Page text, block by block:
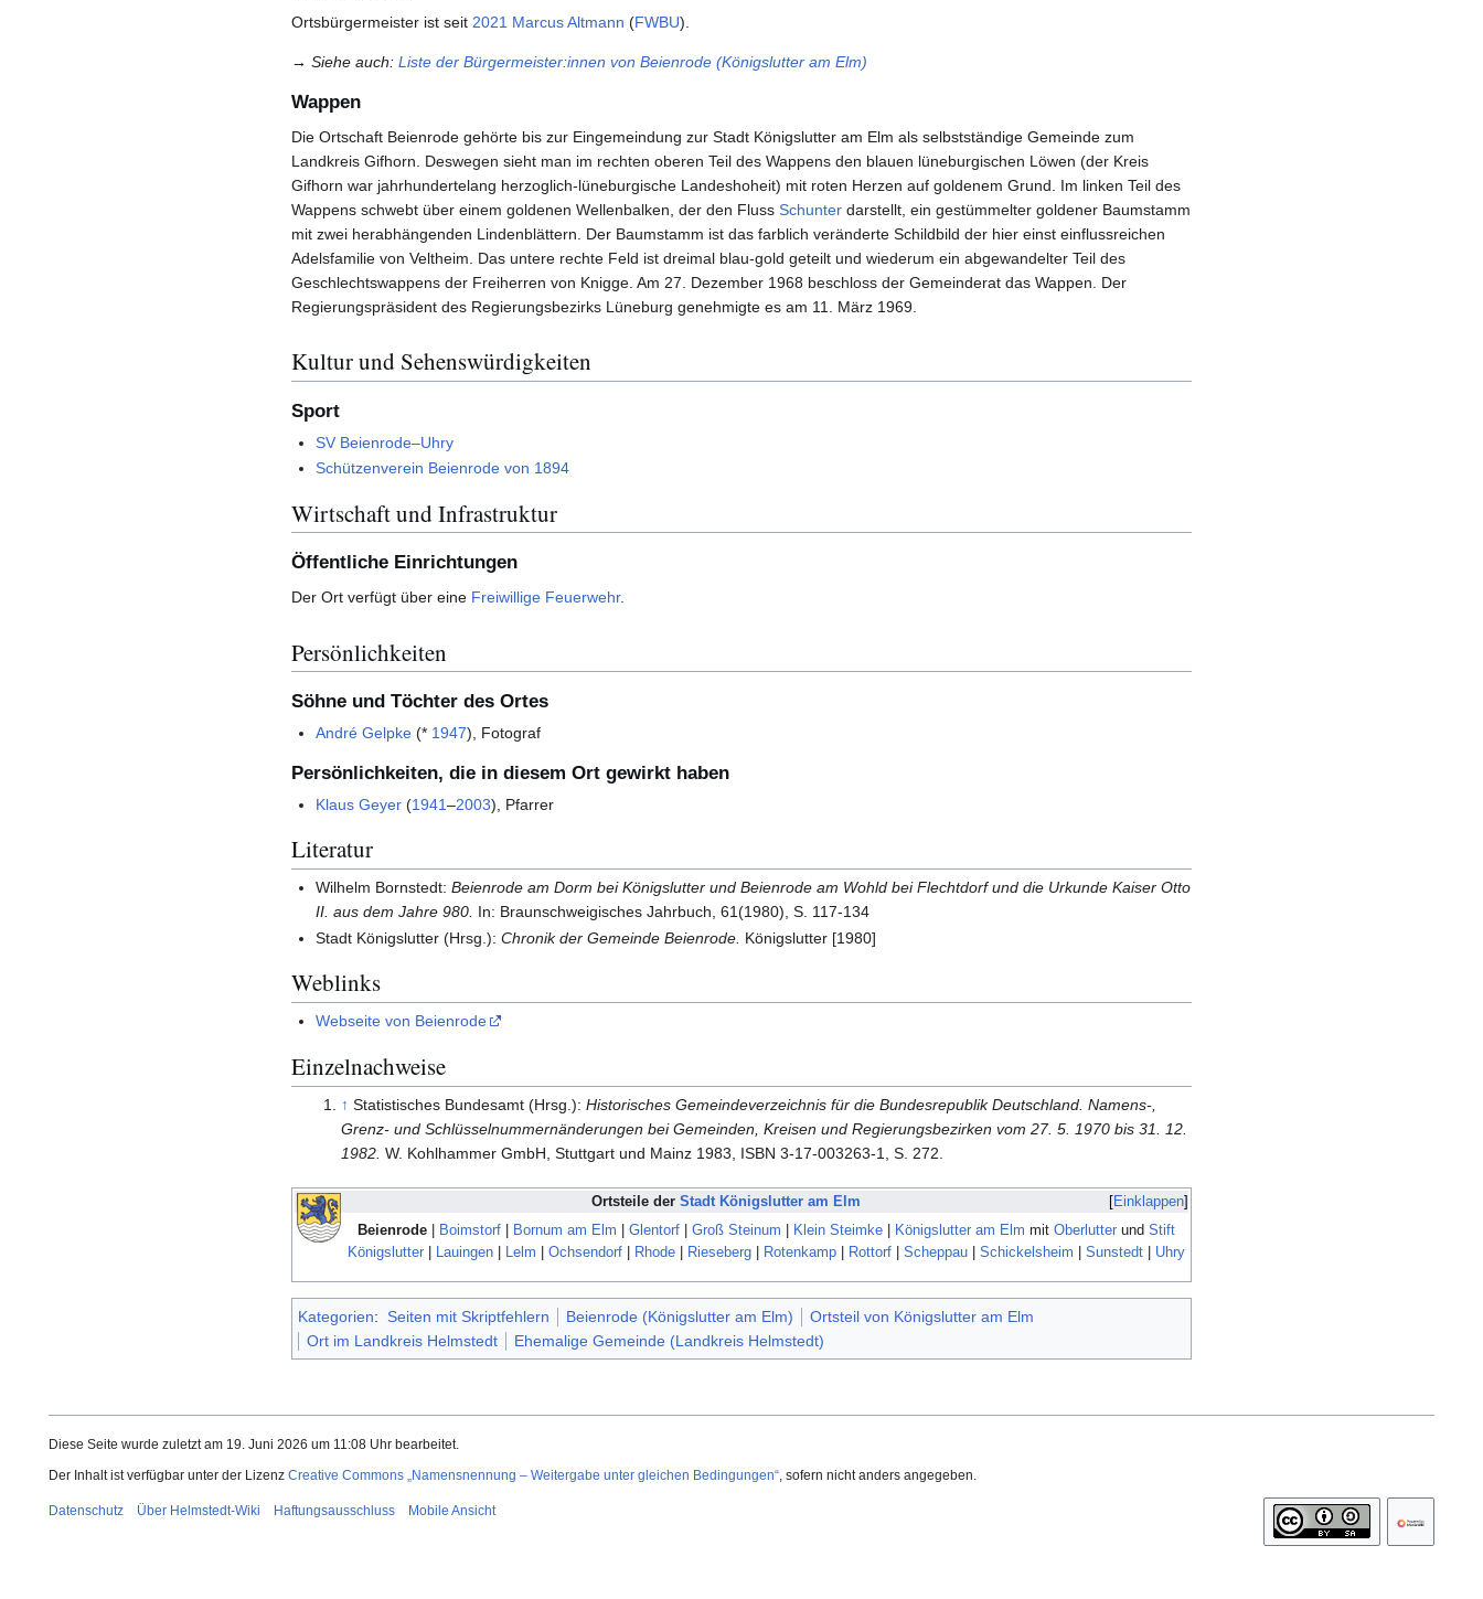
Ortsbürgermeister ist seit 2021 Marcus Altmann (FWBU).
→ Siehe auch: Liste der Bürgermeister:innen von Beienrode (Königslutter am Elm)
Wappen
Die Ortschaft Beienrode gehörte bis zur Eingemeindung zur Stadt Königslutter am Elm als selbstständige Gemeinde zum
Landkreis Gifhorn. Deswegen sieht man im rechten oberen Teil des Wappens den blauen lüneburgischen Löwen (der Kreis
Gifhorn war jahrhundertelang herzoglich-lüneburgische Landeshoheit) mit roten Herzen auf goldenem Grund. Im linken Teil des
Wappens schwebt über einem goldenen Wellenbalken, der den Fluss Schunter darstellt, ein gestümmelter goldener Baumstamm
mit zwei herabhängenden Lindenblättern. Der Baumstamm ist das farblich veränderte Schildbild der hier einst einflussreichen
Adelsfamilie von Veltheim. Das untere rechte Feld ist dreimal blau-gold geteilt und wiederum ein abgewandelter Teil des
Geschlechtswappens der Freiherren von Knigge. Am 27. Dezember 1968 beschloss der Gemeinderat das Wappen. Der
Regierungspräsident des Regierungsbezirks Lüneburg genehmigte es am 11. März 1969.
Kultur und Sehenswürdigkeiten
Sport
SV Beienrode–Uhry
Schützenverein Beienrode von 1894
Wirtschaft und Infrastruktur
Öffentliche Einrichtungen
Der Ort verfügt über eine Freiwillige Feuerwehr.
Persönlichkeiten
Söhne und Töchter des Ortes
André Gelpke (* 1947), Fotograf
Persönlichkeiten, die in diesem Ort gewirkt haben
Klaus Geyer (1941–2003), Pfarrer
Literatur
Wilhelm Bornstedt:Beienrode am Dorm bei Königslutter und Beienrode am Wohld bei Flechtdorf und die Urkunde Kaiser Otto
II. aus dem Jahre 980. In: Braunschweigisches Jahrbuch, 61(1980), S. 117-134
Stadt Königslutter (Hrsg.):Chronik der Gemeinde Beienrode. Königslutter [1980]
Weblinks
Webseite von Beienrode
Einzelnachweise
↑ Statistisches Bundesamt (Hrsg.): Historisches Gemeindeverzeichnis für die Bundesrepublik Deutschland. Namens-,
Grenz- und Schlüsselnummernänderungen bei Gemeinden, Kreisen und Regierungsbezirken vom 27. 5. 1970 bis 31. 12.
1982. W. Kohlhammer GmbH, Stuttgart und Mainz 1983, ISBN 3-17-003263-1, S. 272.
Einklappen
Ortsteile der Stadt Königslutter am Elm
Beienrode| Boimstorf| Bornum am Elm Glentorf| Groß Steinum Klein Steimke| Königslutter am Elm mit Oberlutterund Stift
Königslutter| Lauingen| Lelm Ochsendorf| Rhode| Rieseberg| Rotenkamp| Rottorf| Scheppau| Schickelsheim Sunstedt| Uhry
Kategorien: Seiten mit Skriptfehlern Beienrode (Königslutter am Elm)
Ortsteil von Königslutter am Elm
Ort im Landkreis Helmstedt
Ehemalige Gemeinde (Landkreis Helmstedt)
Diese Seite wurde zuletzt am 19. Juni 2026 um 11:08 Uhr bearbeitet.
Der Inhalt ist verfügbar unter der Lizenz Creative Commons „Namensnennung – Weitergabe unter gleichen Bedingungen“ , sofern nicht anders angegeben.
Datenschutz Über Helmstedt-Wiki Haftungsausschluss Mobile Ansicht